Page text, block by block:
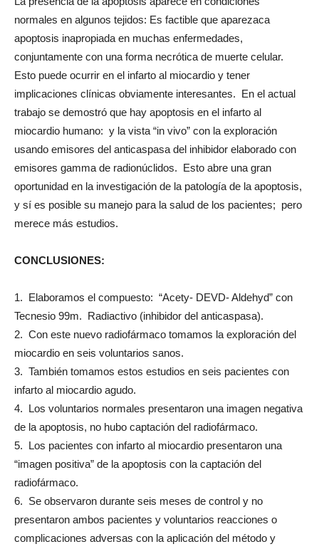
normales en algunos tejidos: Es factible que aparezaca
apoptosis inapropiada en muchas enfermedades,
conjuntamente con una forma necrótica de muerte celular.
Esto puede ocurrir en el infarto al miocardio y tener
implicaciones clínicas obviamente interesantes. En el actual
trabajo se demostró que hay apoptosis en el infarto al
miocardio humano: y la vista “in vivo” con la exploración
usando emisores del anticaspasa del inhibidor elaborado con
emisores gamma de radionúclidos. Esto abre una gran
oportunidad en la investigación de la patología de la apoptosis,
y sí es posible su manejo para la salud de los pacientes; pero
merece más estudios.
CONCLUSIONES:
1. Elaboramos el compuesto: “Acety- DEVD- Aldehyd” con
Tecnesio 99m. Radiactivo (inhibidor del anticaspasa).
2. Con este nuevo radiofármaco tomamos la exploración del
miocardio en seis voluntarios sanos.
3. También tomamos estos estudios en seis pacientes con
infarto al miocardio agudo.
4. Los voluntarios normales presentaron una imagen negativa
de la apoptosis, no hubo captación del radiofármaco.
5. Los pacientes con infarto al miocardio presentaron una
“imagen positiva” de la apoptosis con la captación del
radiofármaco.
6. Se observaron durante seis meses de control y no
presentaron ambos pacientes y voluntarios reacciones o
complicaciones adversas con la aplicación del método y